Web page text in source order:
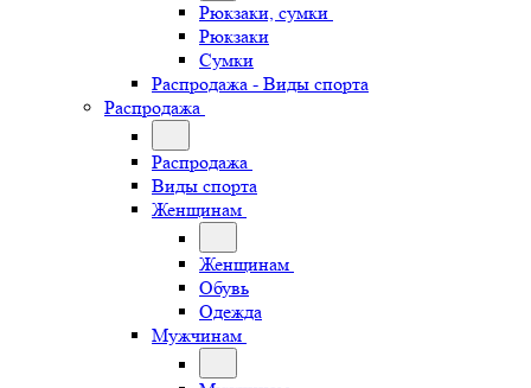
Рюкзаки, сумки
Рюкзаки
Сумки
Распродажа - Виды спорта
Распродажа
Распродажа
Виды спорта
Женщинам
Женщинам
Обувь
Одежда
Мужчинам